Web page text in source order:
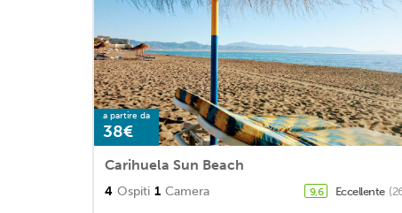
a partire da
38€
Carihuela Sun Beach
4 Ospiti 1 Camera 9,6 Eccellente